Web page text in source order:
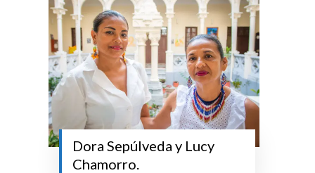
Dora Sepúlveda y Lucy
Chamorro.